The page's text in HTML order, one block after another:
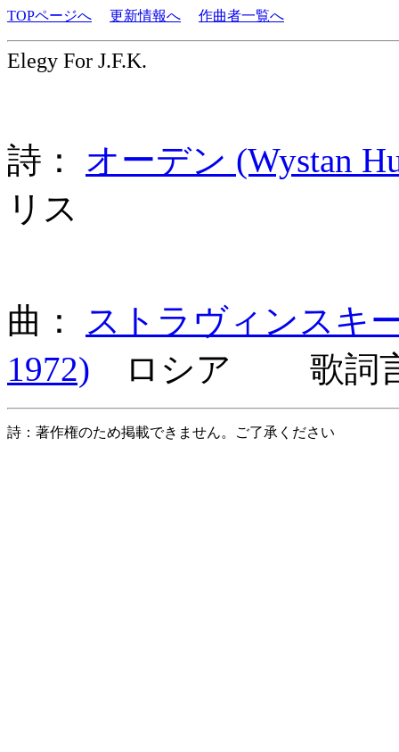
TOPページへ 更新情報へ 作曲者一覧へ
Elegy For J.F.K.
詩： オーデン (Wystan
リス
曲：
ストラヴィンスキ
1972) ロシア 歌詞言
詩：著作権のため掲載できません。ご了承ください